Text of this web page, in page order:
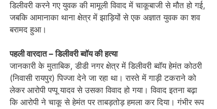
डिलीवरी करने गए युवक की मामूली विवाद में चाकूबाजी से मौत हो गई,
जबकि आमानाका थाना क्षेत्र में झाड़ियों से एक अज्ञात युवक का शव
बरामद हुआ।
पहली वारदात – डिलीवरी ब्वॉय की हत्या
जानकारी के मुताबिक, डीडी नगर क्षेत्र में डिलीवरी ब्वॉय हेमंत कोठरी
(निवासी रायपुर) पिज्जा देने जा रहा था। रास्ते में गाड़ी टकराने को
लेकर आरोपी पप्पू यादव से उसका विवाद हो गया। विवाद इतना बढ़ा
कि आरोपी ने चाकू से हेमंत पर ताबड़तोड़ हमला कर दिया। गंभीर रूप